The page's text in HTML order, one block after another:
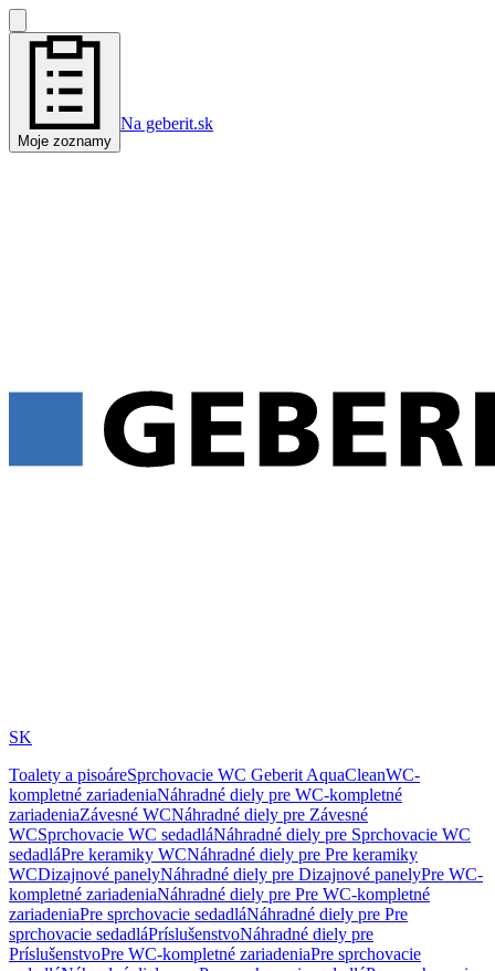
Moje zoznamy
Na geberit.sk
SK
Toalety a pisoáreSprchovacie WC Geberit AquaCleanWC-
kompletné zariadeniaNáhradné diely pre WC-kompletné
zariadeniaZávesné WCNáhradné diely pre Závesné
WCSprchovacie WC sedadláNáhradné diely pre Sprchovacie WC
sedadláPre keramiky WCNáhradné diely pre Pre keramiky
WCDizajnové panelyNáhradné diely pre Dizajnové panelyPre WC-
kompletné zariadeniaNáhradné diely pre Pre WC-kompletné
zariadeniaPre sprchovacie sedadláNáhradné diely pre Pre
sprchovacie sedadláPríslušenstvoNáhradné diely pre
PríslušenstvoPre WC-kompletné zariadeniaPre sprchovacie